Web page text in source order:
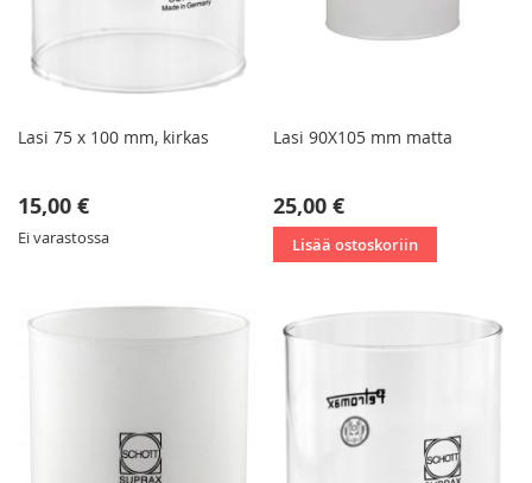
Lasi 75 x 100 mm, kirkas
15,00 €
Ei varastossa
Lasi 90X105 mm matta
25,00 €
Lisää ostoskoriin